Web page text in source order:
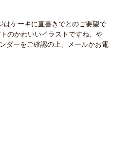
はケーキに直書きでとのご要望で
のかわいいイラストですね、や
ダーをご確認の上、メールかお電